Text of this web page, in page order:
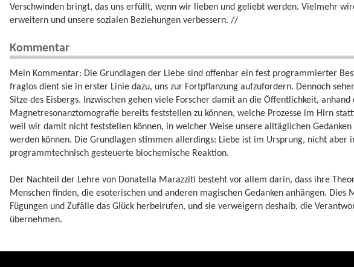
Verschwinden bringt, das uns erfüllt, wenn wir lieben und geliebt werden. Vielmehr
erweitern und unsere sozialen Beziehungen verbessern. //
Kommentar
Mein Kommentar: Die Grundlagen der Liebe sind offenbar ein fest programmierter
fraglos dient sie in erster Linie dazu, uns zur Fortpflanzung aufzufordern. Dennoch
Sitze des Eisbergs. Inzwischen gehen viele Forscher damit an die Öffentlichkeit, anhand
Magnetresonanztomografie bereits feststellen zu können, welche Prozesse im Hirn
weil wir damit nicht feststellen können, in welcher Weise unsere alltäglichen
werden können. Die Grundlagen stimmen allerdings: Liebe ist im Ursprung, nicht aber
programmtechnisch gesteuerte biochemische Reaktion.
Der Nachteil der Lehre von Donatella Marazziti besteht vor allem darin, dass ihre
Menschen finden, die esoterischen und anderen magischen Gedanken anhängen. Dies
Fügungen und Zufälle das Glück herbeirufen, und sie verweigern deshalb, die
übernehmen.